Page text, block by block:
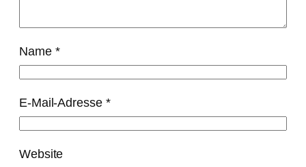
Name *
E-Mail-Adresse *
Website